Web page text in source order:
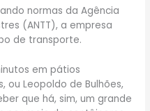
normas da Agência
(ANTT), a empresa
de transporte.
em pátios
ou Leopoldo de Bulhões,
que há, sim, um grande